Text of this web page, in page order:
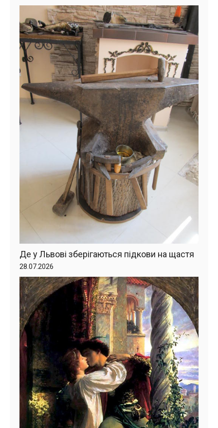
Де у Львові зберігаються підкови на щастя
28.07.2026